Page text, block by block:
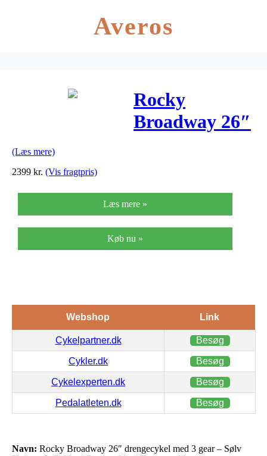
Averos
Rocky
Broadway 26″
Sølv
(Læs mere)
2399 kr. (Vis fragtpris)
Læs mere »
Køb nu »
Webshop Link
Cykelpartner.dk Besøg
Cykler.dk Besøg
Cykelexperten.dk Besøg
Pedalatleten.dk Besøg
Navn: Rocky Broadway 26″ drengecykel med 3 gear – Sølv